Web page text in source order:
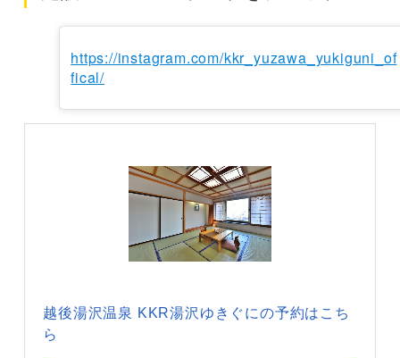
https://instagram.com/kkr_yuzawa_yukiguni_of
fical/
越後湯沢温泉 KKR湯沢ゆきぐにの予約はこち
ら